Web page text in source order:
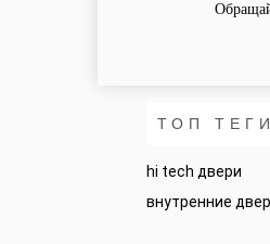
ТОП ТЕГИ
hi tech двери
внутренние